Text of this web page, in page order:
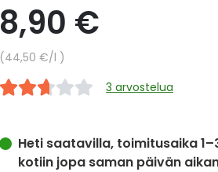
8,90 €
Yksikköhinta
44,50 €/l
3 arvostelua
Heti saatavilla, toimitusaika
kotiin jopa saman päivän